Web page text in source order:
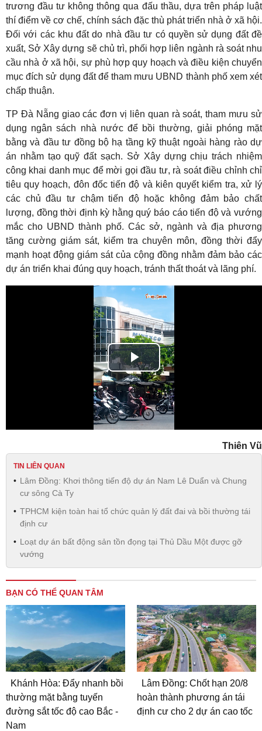
trương đầu tư không thông qua đấu thầu, dựa trên pháp luật
thí điểm về cơ chế, chính sách đặc thù phát triển nhà ở xã hội.
Đối với các khu đất do nhà đầu tư có quyền sử dụng đất đề
xuất, Sở Xây dựng sẽ chủ trì, phối hợp liên ngành rà soát nhu
cầu nhà ở xã hội, sự phù hợp quy hoạch và điều kiện chuyển
mục đích sử dụng đất để tham mưu UBND thành phố xem xét
chấp thuận.
TP Đà Nẵng giao các đơn vị liên quan rà soát, tham mưu sử
dụng ngân sách nhà nước để bồi thường, giải phóng mặt
bằng và đầu tư đồng bộ hạ tầng kỹ thuật ngoài hàng rào dự
án nhằm tạo quỹ đất sạch. Sở Xây dựng chịu trách nhiệm
công khai danh mục để mời gọi đầu tư, rà soát điều chỉnh chỉ
tiêu quy hoạch, đôn đốc tiến độ và kiên quyết kiểm tra, xử lý
các chủ đầu tư chậm tiến độ hoặc không đảm bảo chất
lượng, đồng thời định kỳ hằng quý báo cáo tiến độ và vướng
mắc cho UBND thành phố. Các sở, ngành và địa phương
tăng cường giám sát, kiểm tra chuyên môn, đồng thời đẩy
mạnh hoạt động giám sát của cộng đồng nhằm đảm bảo các
dự án triển khai đúng quy hoạch, tránh thất thoát và lãng phí.
Play
Video
Thiên Vũ
TIN LIÊN QUAN
Lâm Đồng: Khơi thông tiến độ dự án Nam Lê Duẩn và Chung
cư sông Cà Ty
TPHCM kiện toàn hai tổ chức quản lý đất đai và bồi thường tái
định cư
Loạt dự án bất động sản tồn đọng tại Thủ Dầu Một được gỡ
vướng
BẠN CÓ THỂ QUAN TÂM
Khánh Hòa: Đẩy nhanh bồi
thường mặt bằng tuyến
đường sắt tốc độ cao Bắc -
Nam
Lâm Đồng: Chốt hạn 20/8
hoàn thành phương án tái
định cư cho 2 dự án cao tốc